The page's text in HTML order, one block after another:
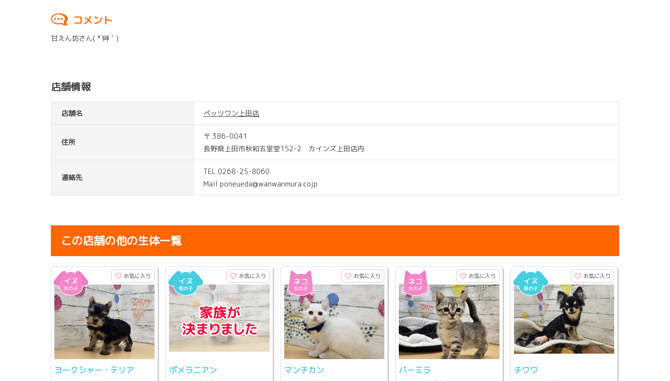
コメント
甘えん坊さん( *´艸｀)
店舗情報
店舗名 ペッツワン上田店
住所
〒 386-0041
長野県上田市秋和五里堂152-2 カインズ上田店内
連絡先
TEL 0268-25-8060
Mail poneueda@wanwanmura.cojp
この店舗の他の生体一覧
お気に入り
ヨークシャー・テリア
お気に入り
ポメラニアン
お気に入り
マンチカン
お気に入り
バーミラ
お気に入り
チワワ